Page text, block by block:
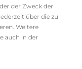
der Zweck der
über die zu
Weitere
auch in der